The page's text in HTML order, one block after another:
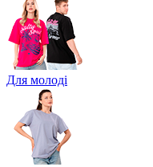
Для молоді